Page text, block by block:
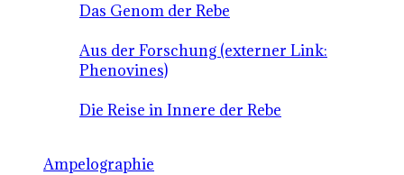
Das Genom der Rebe
Aus der Forschung (externer Link:
Phenovines)
Die Reise in Innere der Rebe
Ampelographie